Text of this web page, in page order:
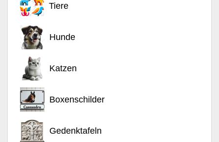
Tiere
Hunde
Katzen
Boxenschilder
Gedenktafeln